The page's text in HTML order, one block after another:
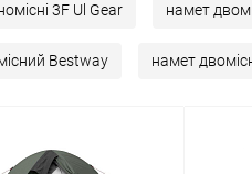
3F Ul Gear намет
Bestway намет